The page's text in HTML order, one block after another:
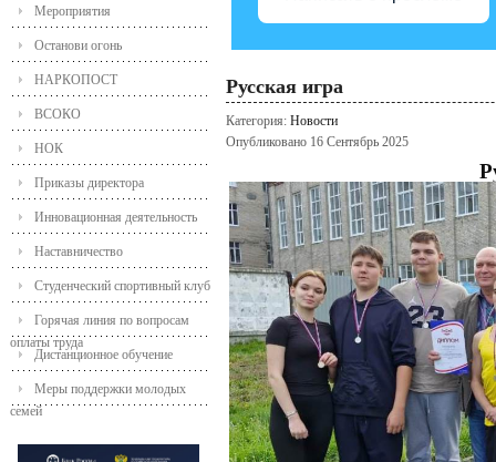
Мероприятия
Останови огонь
НАРКОПОСТ
ВСОКО
НОК
Приказы директора
Инновационная деятельность
Наставничество
Студенческий спортивный клуб
Горячая линия по вопросам
оплаты труда
Дистанционное обучение
Меры поддержки молодых
семей
Русская игра
Категория: Новости
Опубликовано 16 Сентябрь 2025